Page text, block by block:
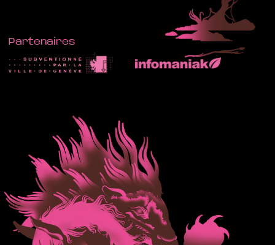
Partenaires